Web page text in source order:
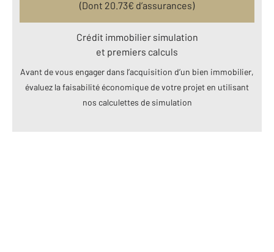
(Dont 20.73€ d’assurances)
Crédit immobilier simulation
et premiers calculs
Avant de vous engager dans l’acquisition d’un bien immobilier,
évaluez la faisabilité économique de votre projet en utilisant
nos calculettes de simulation